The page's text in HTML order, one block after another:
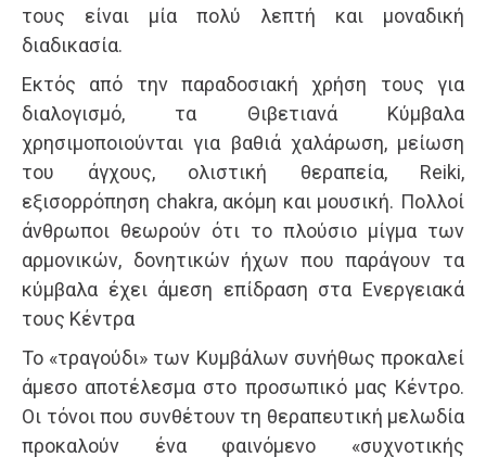
τους είναι μία πολύ λεπτή και μοναδική
διαδικασία.
Εκτός από την παραδοσιακή χρήση τους για
διαλογισμό, τα Θιβετιανά Κύμβαλα
χρησιμοποιούνται για βαθιά χαλάρωση, μείωση
του άγχους, ολιστική θεραπεία, Reiki,
εξισορρόπηση chakra, ακόμη και μουσική. Πολλοί
άνθρωποι θεωρούν ότι το πλούσιο μίγμα των
αρμονικών, δονητικών ήχων που παράγουν τα
κύμβαλα έχει άμεση επίδραση στα Ενεργειακά
τους Κέντρα
Το «τραγούδι» των Κυμβάλων συνήθως προκαλεί
άμεσο αποτέλεσμα στο προσωπικό μας Κέντρο.
Οι τόνοι που συνθέτουν τη θεραπευτική μελωδία
προκαλούν ένα φαινόμενο «συχνοτικής